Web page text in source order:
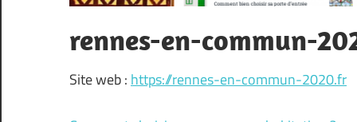
rennes-en-commun-
Site web :https://rennes-en-commun-2020.fr